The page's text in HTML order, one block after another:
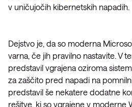
v uničujočih kibernetskih napadih.
Dejstvo je, da so moderna
varna, če jih pravilno nastavite. V
predstavil vgrajena oziroma
za zaščito pred napadi na
predstavil še nekatere dodatne
rešitve, ki so vgrajene v moderne